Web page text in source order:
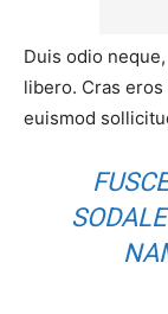
Duis odio
libero. Cras
euismod